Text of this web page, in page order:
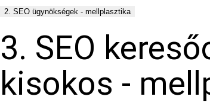
2. SEO ügynökségek - mellplasztika
3. SEO
kisokos -